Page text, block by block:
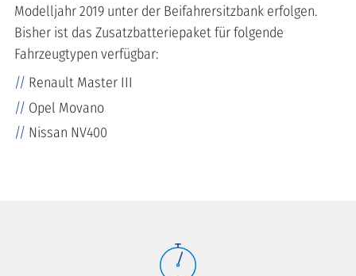
Modelljahr 2019 unter der Beifahrersitzbank erfolgen.
Bisher ist das Zusatzbatteriepaket für folgende
Fahrzeugtypen verfügbar:
Renault Master III
Opel Movano
Nissan NV400